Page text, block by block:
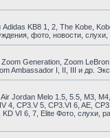
KB8 1, 2, The Kobe,
фото, новости,
Generation, Zoom
Ambassador I, II, III и др.
Jordan Melo 1.5, 5.5, M3,
4, CP3.V 5, CP3.VI 6, AE,
VI 6, 7, Elite Фото,